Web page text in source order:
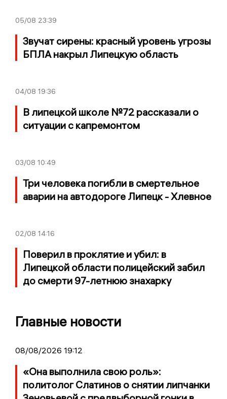
05/08 23:39
Звучат сирены: красный уровень угрозы
БПЛА накрыл Липецкую область
04/08 19:36
В липецкой школе №72 рассказали о
ситуации с капремонтом
03/08 10:49
Три человека погибли в смертельное
аварии на автодороге Липецк - Хлевное
02/08 14:16
Поверил в проклятие и убил: в
Липецкой области полицейский забил
до смерти 97-летнюю знахарку
Главные новости
08/08/2026 19:12
«Она выполнила свою роль»:
политолог Слатинов о снятии липчанки